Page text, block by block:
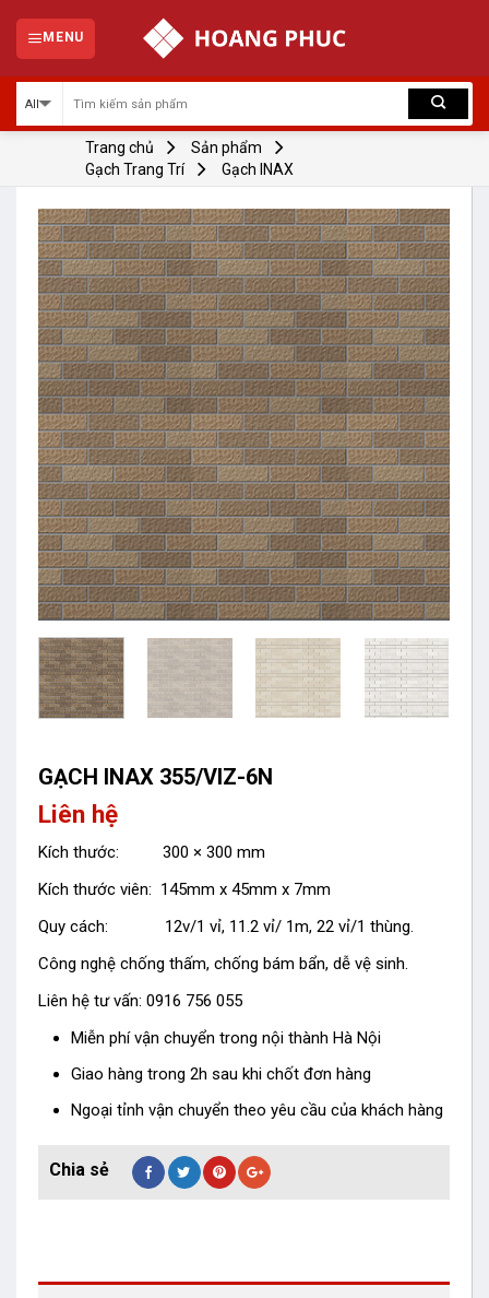
content
MENU
Trang chủ
Sản phẩm
Gạch Trang Trí
Gạch INAX
GẠCH INAX 355/VIZ-6N
Liên hệ
Kích thước: 300 × 300 mm
Kích thước viên: 145mm x 45mm x 7mm
Quy cách: 12v/1 vỉ, 11.2 vỉ/ 1m, 22 vỉ/1 thùng.
Công nghệ chống thấm, chống bám bẩn, dễ vệ sinh.
Liên hệ tư vấn: 0916 756 055
Miễn phí vận chuyển trong nội thành Hà Nội
Giao hàng trong 2h sau khi chốt đơn hàng
Ngoại tỉnh vận chuyển theo yêu cầu của khách hàng